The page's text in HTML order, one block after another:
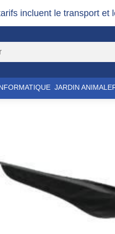
incluent le transport et
JARDIN